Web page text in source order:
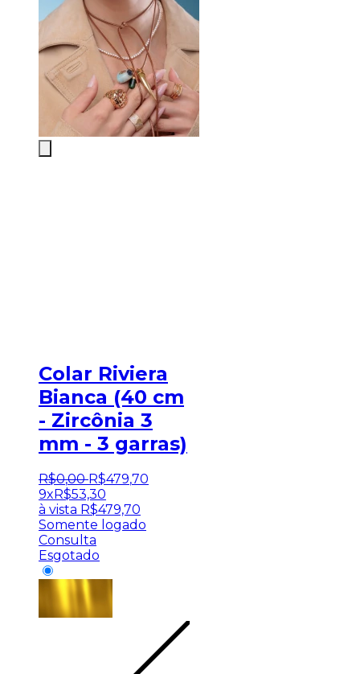
Colar Riviera
Bianca (40 cm
- Zircônia 3
mm - 3 garras)
R$0,00 R$479,70
9x R$53,30
à vista R$479,70
Somente logado
Consulta
Esgotado